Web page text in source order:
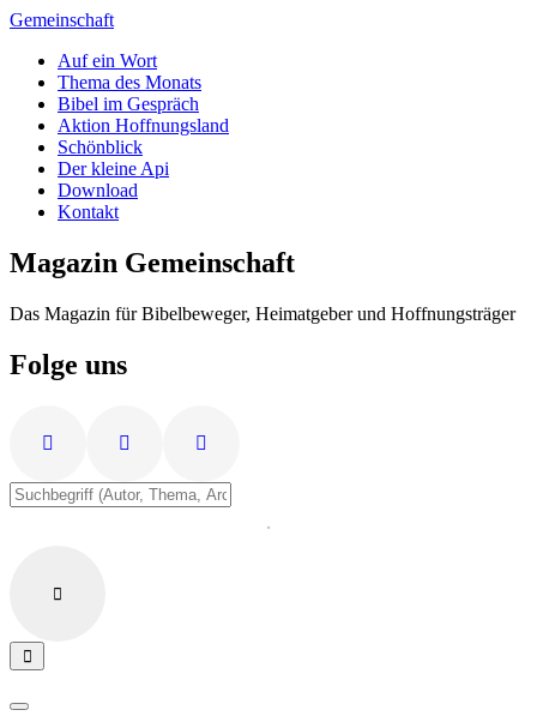
Zum
springen
Gemeinschaft
Auf ein Wort
Thema des Monats
Bibel im Gespräch
Aktion Hoffnungsland
Schönblick
Der kleine Api
Download
Kontakt
Magazin Gemeinschaft
Das Magazin für Bibelbeweger, Heimatgeber und Hoffnungsträger
Folge uns